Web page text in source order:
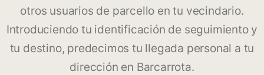
otros usuarios de parcello en tu vecindario.
Introduciendo tu identificación de seguimiento y
tu destino, predecimos tu llegada personal a tu
dirección en Barcarrota.